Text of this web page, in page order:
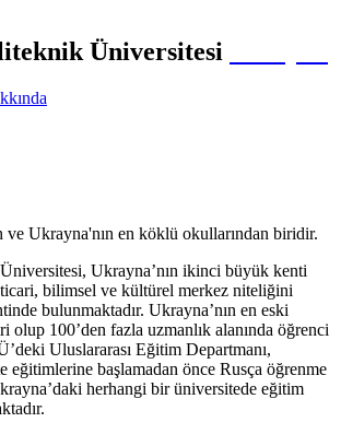
Üniversitesi
ve Ukrayna'nın en köklü okullarından biridir.
Ukrayna’nın ikinci büyük kenti
ticari, bilimsel ve kültürel merkez niteliğini
bulunmaktadır. Ukrayna’nın en eski
olup 100’den fazla uzmanlık alanında öğrenci
Uluslararası Eğitim Departmanı,
eğitimlerine başlamadan önce Rusça öğrenme
herhangi bir üniversitede eğitim